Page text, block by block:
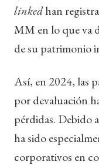
linkedhan
MM en lo que va
de su patrimonio
Así, en 2024, las
por devaluación
pérdidas. Debido
ha sido
corporativos en